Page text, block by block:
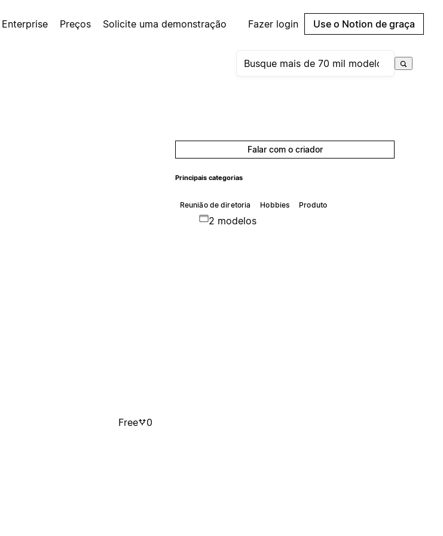
Enterprise Preços Solicite uma demonstração Fazer login Use o Notion de graça
Falar com o criador
Principais categorias
Reunião de diretoria Hobbies Produto
2 modelos
Free 0